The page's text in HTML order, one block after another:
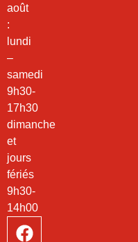
août
:
lundi
–
samedi
9h30-
17h30
dimanche
et
jours
fériés
9h30-
14h00